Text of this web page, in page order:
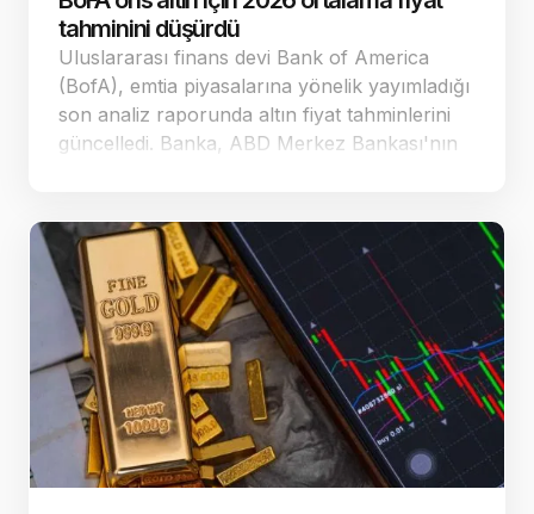
tahminini düşürdü
Uluslararası finans devi Bank of America
(BofA), emtia piyasalarına yönelik yayımladığı
son analiz raporunda altın fiyat tahminlerini
güncelledi. Banka, ABD Merkez Bankası'nın
öngörülerinde …